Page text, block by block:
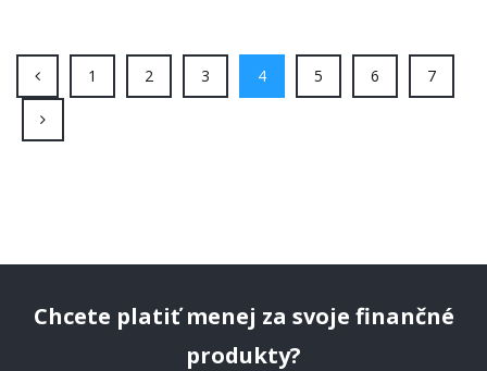
1 (current)
2 (current)
3 (current)
4(current)
5 (current)
6 (current)
7
Chcete platiť menej za svoje finančné
produkty?